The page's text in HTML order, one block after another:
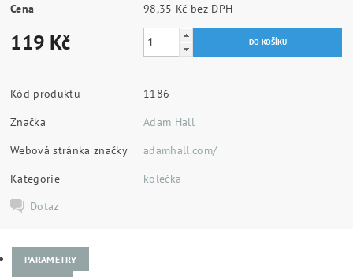
Cena 98,35 Kč bez DPH
119 Kč
Kód produktu
1186
Značka
Adam Hall
Webová stránka značky
adamhall.com/
Kategorie
kolečka
Dotaz
PARAMETRY